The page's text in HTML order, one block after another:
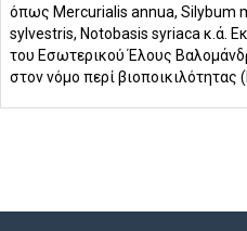
όπως Mercurialis annua, Silybum
sylvestris, Notobasis syriaca κ.ά.
του Εσωτερικού Έλους
στον νόμο περί